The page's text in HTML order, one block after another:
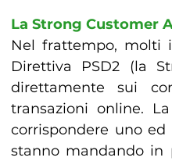
La Strong Customer
Nel frattempo, molti
Direttiva PSD2 (la
direttamente sui
transazioni online.
corrispondere uno
stanno mandando in